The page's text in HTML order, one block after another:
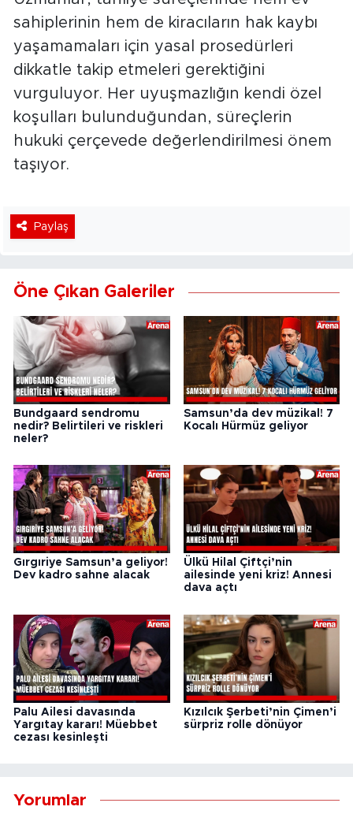
sahiplerinin hem de kiracıların hak kaybı
yaşamamaları için yasal prosedürleri
dikkatle takip etmeleri gerektiğini
vurguluyor. Her uyuşmazlığın kendi özel
koşulları bulunduğundan, süreçlerin
hukuki çerçevede değerlendirilmesi önem
taşıyor.
Paylaş
Öne Çıkan Galeriler
Bundgaard sendromu
nedir? Belirtileri ve riskleri
neler?
Samsun’da dev müzikal! 7
Kocalı Hürmüz geliyor
Gırgıriye Samsun’a geliyor!
Dev kadro sahne alacak
Ülkü Hilal Çiftçi’nin
ailesinde yeni kriz! Annesi
dava açtı
Palu Ailesi davasında
Yargıtay kararı! Müebbet
cezası kesinleşti
Kızılcık Şerbeti’nin Çimen’i
sürpriz rolle dönüyor
Yorumlar